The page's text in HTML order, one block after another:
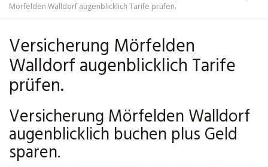
Mörfelden Walldorf augenblicklich Tarife prüfen.
Versicherung Mörfelden
Walldorf augenblicklich Tarife
prüfen.
Versicherung Mörfelden Walldorf
augenblicklich buchen plus Geld
sparen.